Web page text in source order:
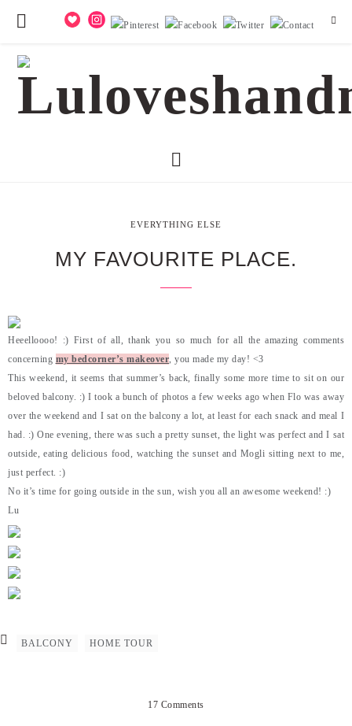
EVERYTHING ELSE
MY FAVOURITE PLACE.
Heeelloooo! :) First of all, thank you so much for all the amazing comments
concerning my bedcorner’s makeover, you made my day! <3
This weekend, it seems that summer’s back, finally some more time to sit on our
beloved balcony. :) I took a bunch of photos a few weeks ago when Flo was away
over the weekend and I sat on the balcony a lot, at least for each snack and meal I
had. :) One evening, there was such a pretty sunset, the light was perfect and I sat
outside, eating delicious food, watching the sunset and Mogli sitting next to me,
just perfect. :)
No it’s time for going outside in the sun, wish you all an awesome weekend! :)
Lu
BALCONY HOME TOUR
17 Comments